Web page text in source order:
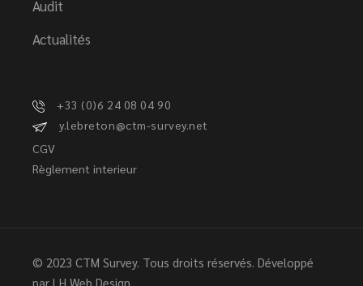
Audit
Actualités
+33 (0)6 24 08 04 90
y.lebreton@ctm-survey.net
CGV
Règlement interieur
© 2023 CTM Survey. Tous droits réservés. Développé
par LH Web Design